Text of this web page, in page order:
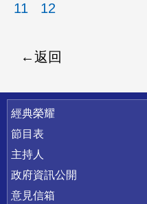
11
12
返回
快速連結
經典榮耀
節目表
主持人
政府資訊公開
意見信箱